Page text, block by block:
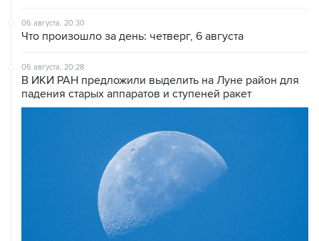
06 августа, 20:30
Что произошло за день: четверг, 6 августа
06 августа, 20:28
В ИКИ РАН предложили выделить на Луне район для
падения старых аппаратов и ступеней ракет